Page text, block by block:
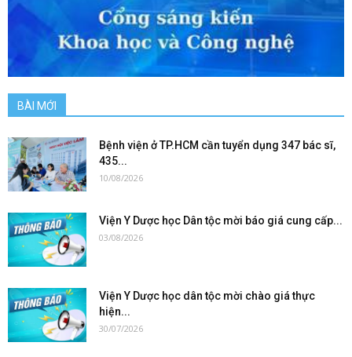
BÀI MỚI
Bệnh viện ở TP.HCM cần tuyển dụng 347 bác sĩ,
435...
10/08/2026
Viện Y Dược học Dân tộc mời báo giá cung cấp...
03/08/2026
Viện Y Dược học dân tộc mời chào giá thực
hiện...
30/07/2026